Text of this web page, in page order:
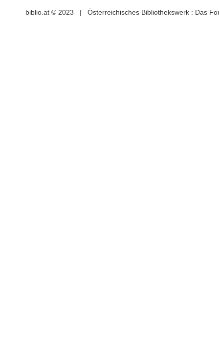
biblio.at © 2023 | Österreichisches Bibliothekswerk : Das